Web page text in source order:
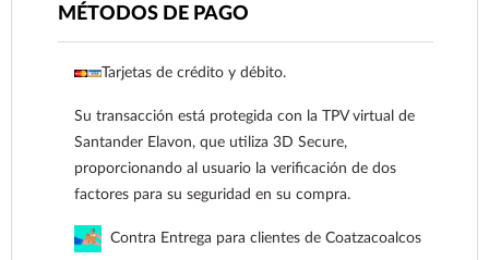
Ver más
MÉTODOS DE PAGO
Tarjetas de crédito y débito.
Su transacción está protegida con la TPV virtual de
Santander Elavon, que utiliza 3D Secure,
proporcionando al usuario la verificación de dos
factores para su seguridad en su compra.
Contra Entrega para clientes de Coatzacoalcos